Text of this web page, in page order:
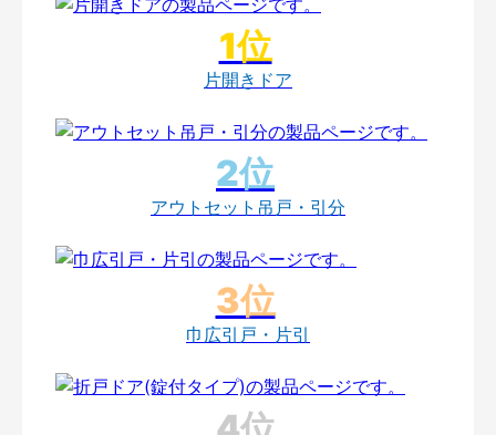
片開きドア
アウトセット吊戸・引分
巾広引戸・片引